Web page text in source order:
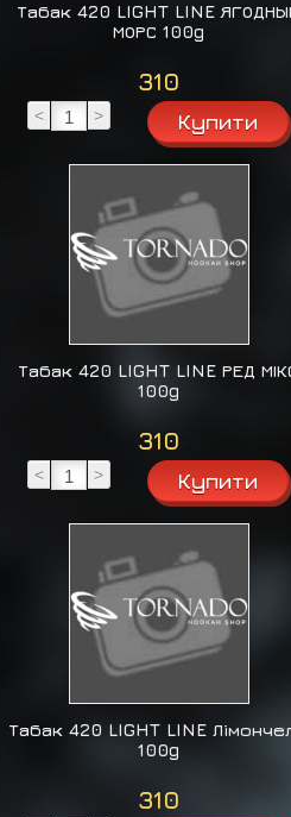
Табак 420 LIGHT LINE
МОРС 100g
310
< >
Табак 420 LIGHT LINE РЕД
100g
310
< >
Табак 420 LIGHT LINE
100g
310